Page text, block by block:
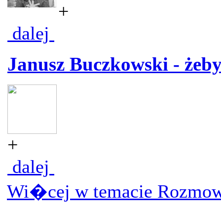
+
dalej
Janusz Buczkowski -
+
dalej
Wi�cej w temacie